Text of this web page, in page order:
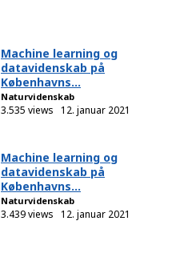
Machine learning og
datavidenskab på
Københavns...
Naturvidenskab
3.535 views 12. januar 2021
Machine learning og
datavidenskab på
Københavns...
Naturvidenskab
3.439 views 12. januar 2021